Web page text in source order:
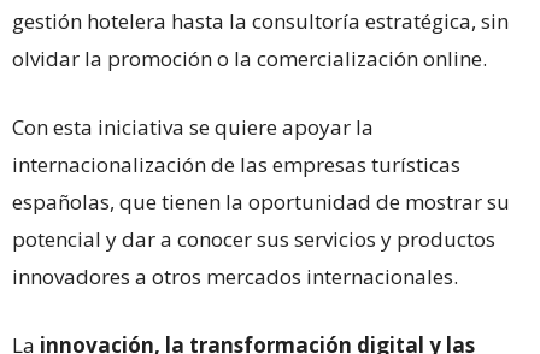
gestión hotelera hasta la consultoría estratégica, sin
olvidar la promoción o la comercialización online.
Con esta iniciativa se quiere apoyar la
internacionalización de las empresas turísticas
españolas, que tienen la oportunidad de mostrar su
potencial y dar a conocer sus servicios y productos
innovadores a otros mercados internacionales.
La innovación, la transformación digital y las